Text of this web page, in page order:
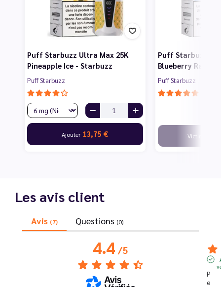
Puff Starbuzz Ultra Max 25K
Pineapple Ice - Starbuzz
Puff Starbuzz
Ajouter 13,75 €
Puff Starbuzz
Blueberry
Puff Starbuzz
Victime de
Les avis client
Avis (7) Questions (0)
4.4/5
P
e